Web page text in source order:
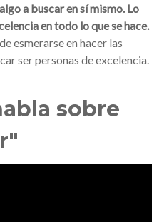
a buscar en sí mismo. Lo
en todo lo que se hace.
esmerarse en hacer las
ser personas de excelencia.
sobre